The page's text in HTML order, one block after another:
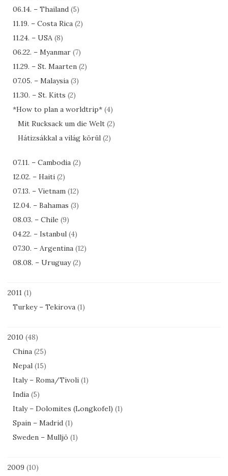
06.14. – Thailand (5)
11.19. – Costa Rica (2)
11.24. – USA (8)
06.22. – Myanmar (7)
11.29. – St. Maarten (2)
07.05. – Malaysia (3)
11.30. – St. Kitts (2)
*How to plan a worldtrip* (4)
Mit Rucksack um die Welt (2)
Hátizsákkal a világ körül (2)
07.11. – Cambodia (2)
12.02. – Haiti (2)
07.13. – Vietnam (12)
12.04. – Bahamas (3)
08.03. – Chile (9)
04.22. – Istanbul (4)
07.30. – Argentina (12)
08.08. – Uruguay(2)
2011 (1)
Turkey – Tekirova (1)
2010 (48)
China (25)
Nepal (15)
Italy – Roma/Tivoli (1)
India (5)
Italy – Dolomites (Longkofel) (1)
Spain – Madrid (1)
Sweden – Mulljö (1)
2009 (10)